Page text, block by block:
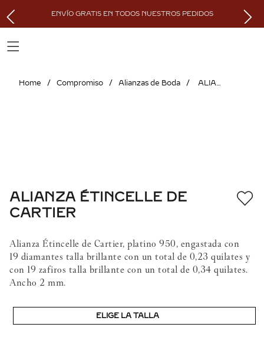
ENVÍO GRATIS EN TODOS NUESTROS PEDIDOS
Compromiso Alianzas de Boda ALIANZA ÉTINCELLE DE CARTIER
ALIANZA ÉTINCELLE DE
CARTIER
Alianza Étincelle de Cartier, platino 950, engastada con
19 diamantes talla brillante con un total de 0,23 quilates y
con 19 zafiros talla brillante con un total de 0,34 quilates.
Ancho 2 mm.
ELIGE LA TALLA